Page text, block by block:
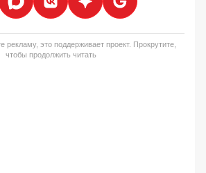
рекламу, это поддерживает проект. Прокрутите,
чтобы продолжить читать